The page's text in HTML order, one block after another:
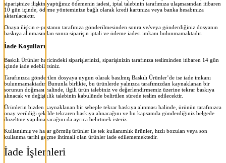
siparişinize ilişkin yaptığınız ödemenin iadesi, iptal talebinin tarafımıza ulaşmasından itibaren
10 gün içinde, ödeme yönteminize bağlı olarak kredi kartınıza veya banka hesabınıza
aktarılacaktır.
Onaya ilişkin e-postanın tarafınıza gönderilmesinden sonra ve/veya gönderdiğiniz dosyanın
baskıya alınmasından sonra siparişin iptali ve ödeme iadesi imkanı bulunmamaktadır.
İade Koşulları
Baskılı Ürünler haricindeki siparişlerinizi, siparişinizin tarafınıza tesliminden itibaren 14 gün
içinde iade edebilirsiniz.
Tarafınızca gönderilen dosyaya uygun olarak basılmış Baskılı Ürünler’de ise iade imkanı
bulunmamaktadır. Bununla birlikte, bu ürünlerde yalnızca tarafımızdan kaynaklanan bir
sorunun doğması halinde, ilgili ürün talebiniz ve değerlendirmemiz üzerine tekrar baskıya
alınacak ve değişiklik talebinin kabulünde belirtilen sürede teslim edilecektir.
Ürünlerin bizden kaynaklanan bir sebeple tekrar baskıya alınması halinde, ürünün tarafınızca
onay verildiği şekilde tekraren baskıya alınacağını ve bu kapsamda gönderdiğiniz belgede
düzeltme yapılmayacağını da ayrıca belirtmek isteriz.
Kullanılmış ve hasar görmüş ürünler ile tek kullanımlık ürünler, hızlı bozulan veya son
kullanma tarihi geçme ihtimali olan ürünler iade edilememektedir.
İade İşlemleri